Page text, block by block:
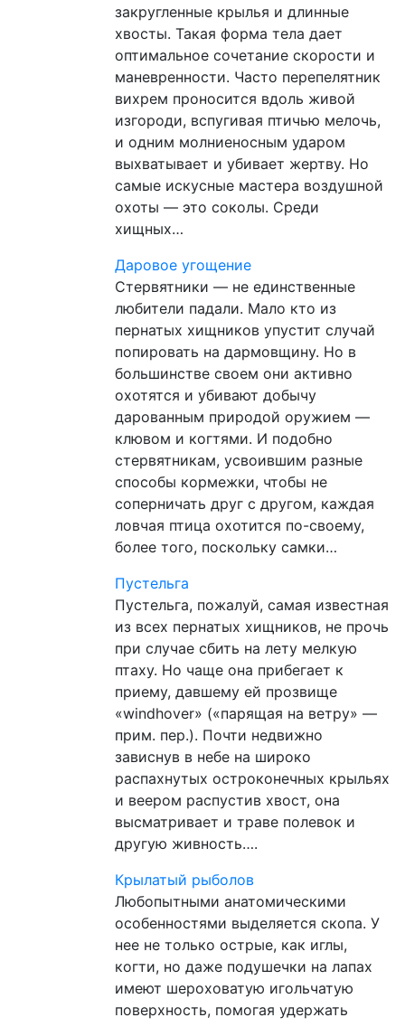
закругленные крылья и длинные
хвосты. Такая форма тела дает
оптимальное сочетание скорости и
маневренности. Часто перепелятник
вихрем проносится вдоль живой
изгороди, вспугивая птичью мелочь,
и одним молниеносным ударом
выхватывает и убивает жертву. Но
самые искусные мастера воздушной
охоты — это соколы. Среди
хищных…
Даровое угощение
Стервятники — не единственные
любители падали. Мало кто из
пернатых хищников упустит случай
попировать на дармовщину. Но в
большинстве своем они активно
охотятся и убивают добычу
дарованным природой оружием —
клювом и когтями. И подобно
стервятникам, усвоившим разные
способы кормежки, чтобы не
соперничать друг с другом, каждая
ловчая птица охотится по-своему,
болee того, поскольку самки…
Пустельга
Пустельга, пожалуй, самая известная
из всех пернатых хищников, не прочь
при случае сбить на лету мелкую
птаху. Но чаще она прибегает к
приему, давшему ей прозвище
«windhover» («парящая на ветру» —
прим. пep.). Почти недвижно
зависнув в небе на широко
распахнутых остроконечных крыльях
и веером распустив хвост, она
высматривает и траве полевок и
другую живность….
Крылатый рыболов
Любопытными анатомическими
особенностями выделяется скопа. У
нее не только острые, как иглы,
когти, но даже подушечки на лапах
имеют шероховатую игольчатую
поверхность, помогая удержать